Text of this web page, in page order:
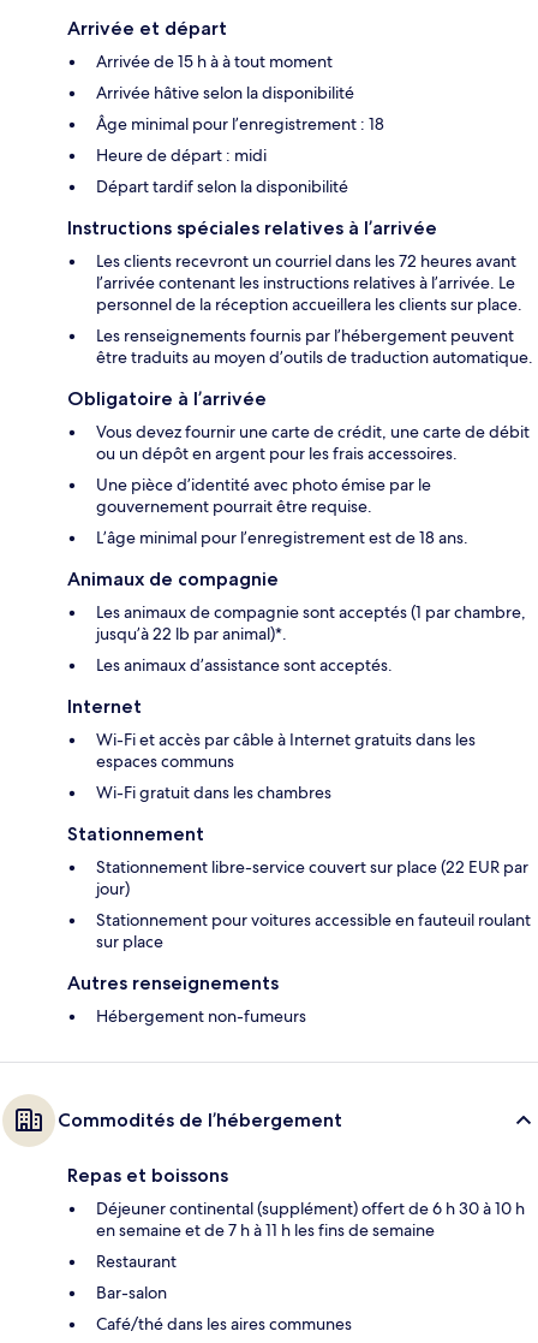
Arrivée et départ
Arrivée de 15 h à à tout moment
Arrivée hâtive selon la disponibilité
Âge minimal pour l’enregistrement : 18
Heure de départ : midi
Départ tardif selon la disponibilité
Instructions spéciales relatives à l’arrivée
Les clients recevront un courriel dans les 72 heures avant
l’arrivée contenant les instructions relatives à l’arrivée. Le
personnel de la réception accueillera les clients sur place.
Les renseignements fournis par l’hébergement peuvent
être traduits au moyen d’outils de traduction automatique.
Obligatoire à l’arrivée
Vous devez fournir une carte de crédit, une carte de débit
ou un dépôt en argent pour les frais accessoires.
Une pièce d’identité avec photo émise par le
gouvernement pourrait être requise.
L’âge minimal pour l’enregistrement est de 18 ans.
Animaux de compagnie
Les animaux de compagnie sont acceptés (1 par chambre,
jusqu’à 22 lb par animal)*.
Les animaux d’assistance sont acceptés.
Internet
Wi-Fi et accès par câble à Internet gratuits dans les
espaces communs
Wi-Fi gratuit dans les chambres
Stationnement
Stationnement libre-service couvert sur place (22 EUR par
jour)
Stationnement pour voitures accessible en fauteuil roulant
sur place
Autres renseignements
Hébergement non-fumeurs
Commodités de l’hébergement
Repas et boissons
Déjeuner continental (supplément) offert de 6 h 30 à 10 h
en semaine et de 7 h à 11 h les fins de semaine
Restaurant
Bar-salon
Café/thé dans les aires communes